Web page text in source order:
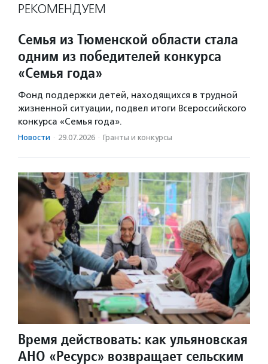
РЕКОМЕНДУЕМ
Семья из Тюменской области стала
одним из победителей конкурса
«Семья года»
Фонд поддержки детей, находящихся в трудной
жизненной ситуации, подвел итоги Всероссийского
конкурса «Семья года».
Новости · 29.07.2026 · Гранты и конкурсы
Время действовать: как ульяновская
АНО «Ресурс» возвращает сельским